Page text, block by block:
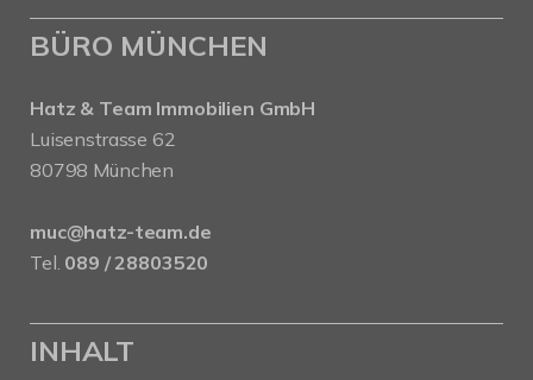
BÜRO MÜNCHEN
Hatz & Team Immobilien GmbH
Luisenstrasse 62
80798 München
muc@hatz-team.de
Tel. 089 / 28803520
INHALT